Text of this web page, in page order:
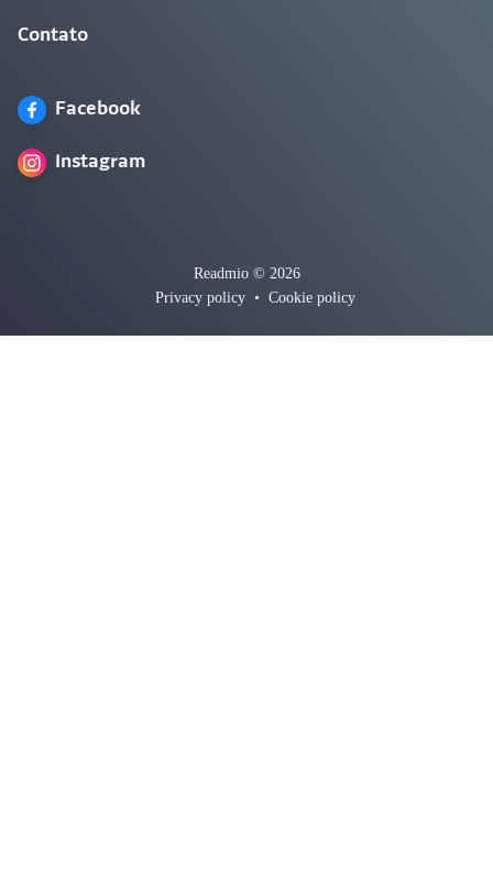
Contato
Facebook
Instagram
Readmio © 2026
Privacy policy • Cookie policy